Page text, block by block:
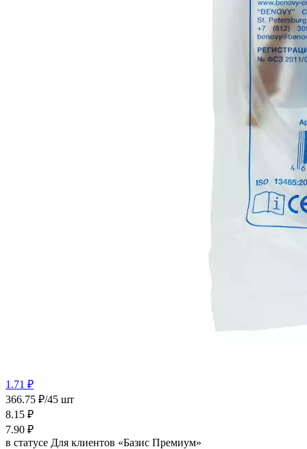
1.71 ₽
366.75 ₽/45 шт
8.15 ₽
7.90 ₽
в статусе Для клиентов «Базис Премиум»